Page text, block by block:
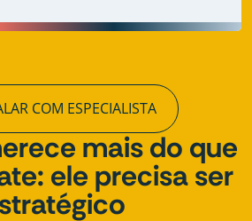
COM ESPECIALISTA
mais do que
ele precisa ser